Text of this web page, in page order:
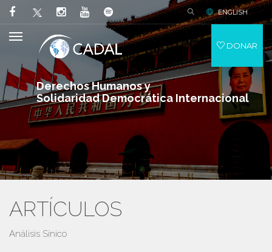
Derechos Humanos y
Solidaridad Democrática Internacional
ENGLISH
DONAR
ARTÍCULOS
Análisis Sínico